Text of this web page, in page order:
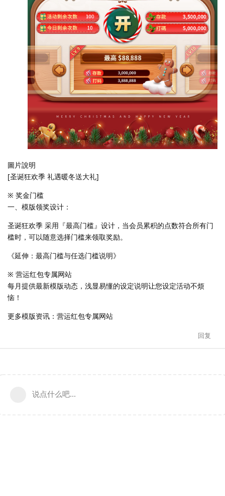
圖片說明
[圣诞狂欢季 礼遇暖冬送大礼]
※ 奖金门槛
一、模版领奖设计：
圣诞狂欢季 采用『最高门槛』设计，当会员累积的点数符合所有门
槛时，可以随意选择门槛来领取奖励。
《延伸：最高门槛与任选门槛说明》
※ 营运红包专属网站
每月提供最新模版动态，浅显易懂的设定说明让您设定活动不烦
恼！
更多模版资讯：营运红包专属网站
回复
说点什么吧...